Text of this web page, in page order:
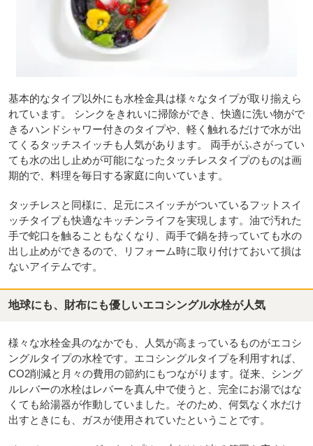
基本的なタイプ以外にも水栓金具は様々なタイプが取り揃えら
れています。 シンクをきれいに掃除ができ、快適に洗い物がで
きるハンドシャワー付きのタイプや、軽く触れるだけで水が出
てくるタッチスイッチも人気があります。 両手がふさがってい
ても水の出し止めが可能になったタッチレスタイプのものは画
期的で、料理を毎日する家庭に向いています。
タッチレスと同様に、足元にスイッチがついているフットスイ
ッチタイプも快適なキッチンライフを実現します。油で汚れた
手で蛇口を触ることもなくなり、両手で鍋を持っていても水の
出し止めができるので、リフォーム時に取り付けておいて損は
ないアイテムです。
地球にも、財布にも優しいエコシングル水栓が人気
様々な水栓金具のなかでも、人気が高まっているものがエコシ
ングルタイプの水栓です。エコシングルタイプを利用すれば、
CO2削減と月々の費用の節約にもつながります。従来、シング
ルレバーの水栓はレバーを真ん中で使うと、完全にお湯ではな
くても給湯器が作動していました。そのため、何気なく水だけ
出すときにも、ガスが使用されていたということです。